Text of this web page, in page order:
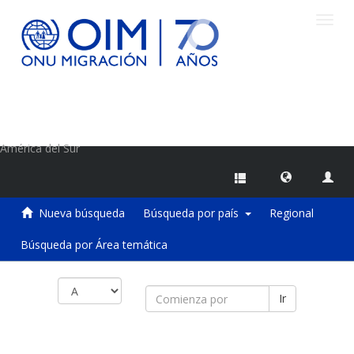
América del Sur
Nueva búsqueda Búsqueda por país Regional
Búsqueda por Área temática
Ir